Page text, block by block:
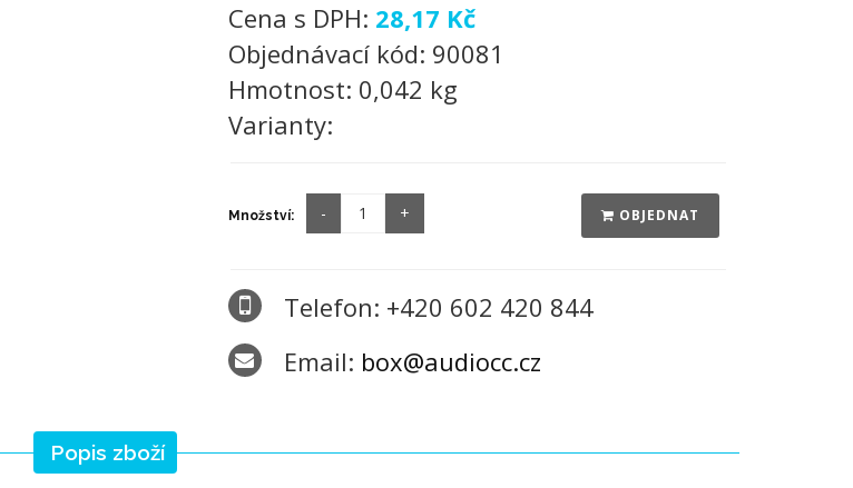
Cena s DPH: 28,17 Kč
Objednávací kód: 90081
Hmotnost: 0,042 kg
Varianty:
Množství: OBJEDNAT
Telefon: +420 602 420 844
Email: box@audiocc.cz
Popis zboží